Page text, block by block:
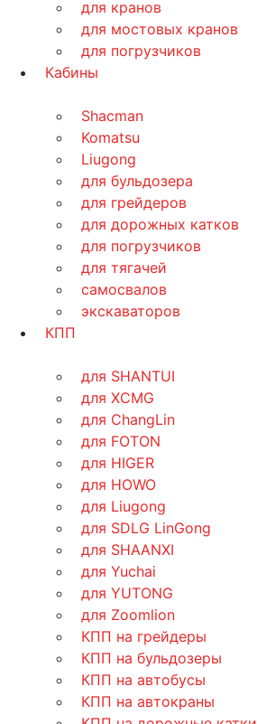
для кранов
для мостовых кранов
для погрузчиков
Кабины
Shacman
Komatsu
Liugong
для бульдозера
для грейдеров
для дорожных катков
для погрузчиков
для тягачей
самосвалов
экскаваторов
КПП
для SHANTUI
для XCMG
для ChangLin
для FOTON
для HIGER
для HOWO
для Liugong
для SDLG LinGong
для SHAANXI
для Yuchai
для YUTONG
для Zoomlion
КПП на грейдеры
КПП на бульдозеры
КПП на автобусы
КПП на автокраны